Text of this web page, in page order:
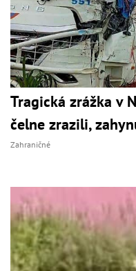
Tragická zrážka v
čelne zrazili,
Zahraničné